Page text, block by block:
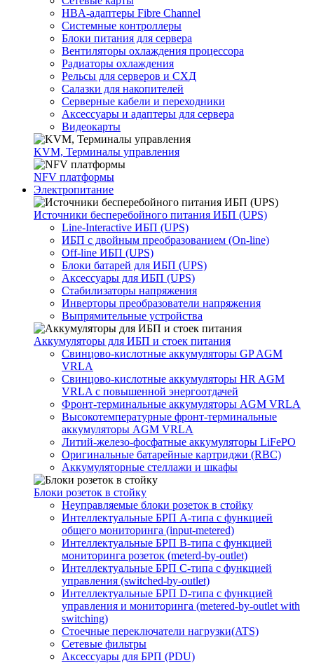
HBA-адаптеры Fibre Channel
Системные контроллеры
Блоки питания для сервера
Вентиляторы охлаждения процессора
Радиаторы охлаждения
Рельсы для серверов и СХД
Салазки для накопителей
Серверные кабели и переходники
Аксессуары и адаптеры для сервера
Видеокарты
KVM, Терминалы управления
NFV платформы
Электропитание
Источники бесперебойного питания ИБП (UPS)
Line-Interactive ИБП (UPS)
ИБП с двойным преобразованием (On-line)
Off-line ИБП (UPS)
Блоки батарей для ИБП (UPS)
Аксессуары для ИБП (UPS)
Стабилизаторы напряжения
Инверторы преобразователи напряжения
Выпрямительные устройства
Аккумуляторы для ИБП и стоек питания
Свинцово-кислотные аккумуляторы GP AGM
VRLA
Свинцово-кислотные аккумуляторы HR AGM
VRLA с повышенной энергоотдачей
Фронт-терминальные аккумуляторы AGM VRLA
Высокотемпературные фронт-терминальные
аккумуляторы AGM VRLA
Литий-железо-фосфатные аккумуляторы LiFePO
Оригинальные батарейные картриджи (RBC)
Аккумуляторные стеллажи и шкафы
Блоки розеток в стойку
Неуправляемые блоки розеток в стойку
Интеллектуальные БРП А-типа с функцией
общего мониторинга (input-metered)
Интеллектуальные БРП B-типа с функцией
мониторинга розеток (meterd-by-outlet)
Интеллектуальные БРП C-типа с функцией
управления (switched-by-outlet)
Интеллектуальные БРП D-типа с функцией
управления и мониторинга (metered-by-outlet with
switching)
Стоечные переключатели нагрузки(ATS)
Сетевые фильтры
Аксессуары для БРП (PDU)